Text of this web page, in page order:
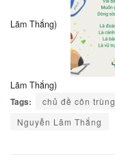
Lãm Thắng)
Lãm Thắng)
Tags:
chủ đề côn trùng
Nguyễn Lãm Thắng